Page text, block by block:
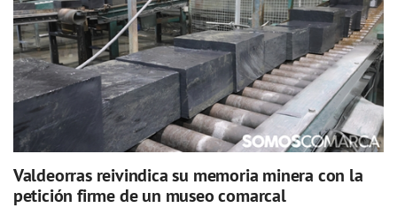
Valdeorras reivindica su memoria minera con la
petición firme de un museo comarcal